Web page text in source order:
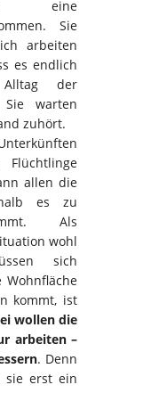
eine
Sie
arbeiten
es endlich
der
warten
zuhört.
allen die
es zu
Als
wohl
sich
Wohnfläche
kommt, ist
wollen die
arbeiten –
. Denn
sie erst ein